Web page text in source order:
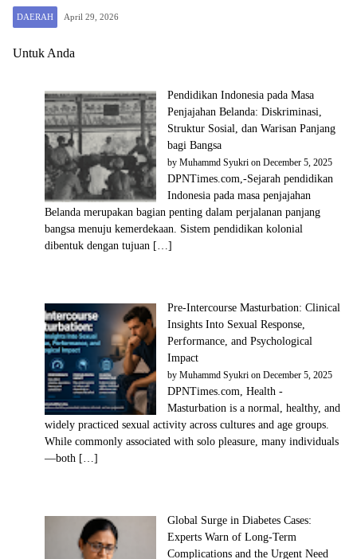
DAERAH April 29, 2026
Untuk Anda
Pendidikan Indonesia pada Masa
Penjajahan Belanda: Diskriminasi,
Struktur Sosial, dan Warisan Panjang
bagi Bangsa
by Muhammd Syukri on December 5, 2025
DPNTimes.com,-Sejarah pendidikan
Indonesia pada masa penjajahan
Belanda merupakan bagian penting dalam perjalanan panjang
bangsa menuju kemerdekaan. Sistem pendidikan kolonial
dibentuk dengan tujuan […]
Pre-Intercourse Masturbation: Clinical
Insights Into Sexual Response,
Performance, and Psychological
Impact
by Muhammd Syukri on December 5, 2025
DPNTimes.com, Health -
Masturbation is a normal, healthy, and
widely practiced sexual activity across cultures and age groups.
While commonly associated with solo pleasure, many individuals
—both […]
Global Surge in Diabetes Cases:
Experts Warn of Long-Term
Complications and the Urgent Need